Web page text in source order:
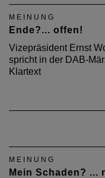
MEINUNG
Ende?... offen!
Vizepräsident Ernst
spricht in der DAB-
Klartext
MEINUNG
Mein Schaden? ...